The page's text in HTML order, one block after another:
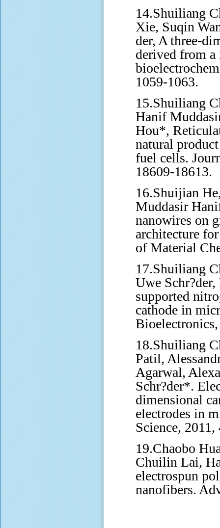
14.Shuiliang
Xie, Suqin
der, A three-
derived from a
1059-1063.
15.Shuiliang
Hanif
Hou*,
natural
fuel cells.
18609-18613.
16.Shuijian
Muddasir
nanowires on
architecture
of Material
17.Shuiliang
Uwe
supported
cathode in
18.Shuiliang
Patil,
Agarwal,
Schr?der*.
dimensional
electrodes in
Science,
19.Chaobo
Chuilin Lai,
electrospun
nanofibers.